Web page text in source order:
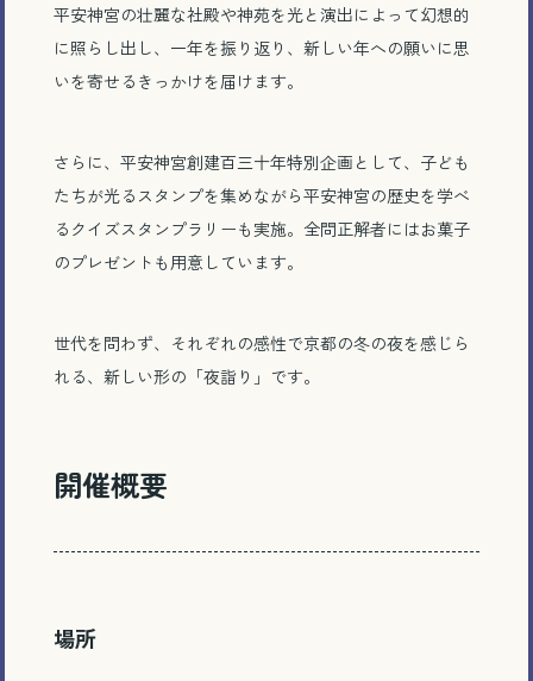
平安神宮の壮麗な社殿や神苑を光と演出によって幻想的
に照らし出し、一年を振り返り、新しい年への願いに思
いを寄せるきっかけを届けます。
さらに、平安神宮創建百三十年特別企画として、子ども
たちが光るスタンプを集めながら平安神宮の歴史を学べ
るクイズスタンプラリーも実施。全問正解者にはお菓子
のプレゼントも用意しています。
世代を問わず、それぞれの感性で京都の冬の夜を感じら
れる、新しい形の「夜詣り」です。
開催概要
場所